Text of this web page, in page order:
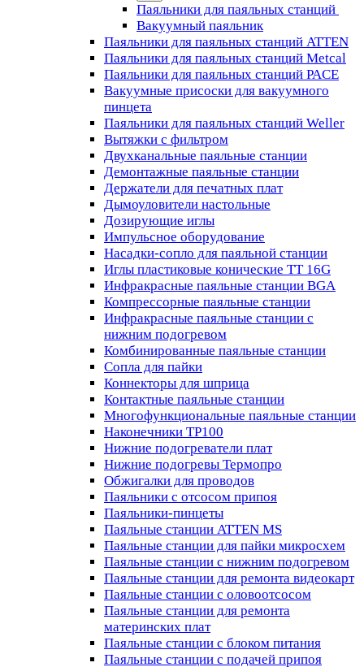
Паяльники для паяльных станций
Вакуумный паяльник
Паяльники для паяльных станций ATTEN
Паяльники для паяльных станций Metcal
Паяльники для паяльных станций PACE
Вакуумные присоски для вакуумного
пинцета
Паяльники для паяльных станций Weller
Вытяжки с фильтром
Двухканальные паяльные станции
Демонтажные паяльные станции
Держатели для печатных плат
Дымоуловители настольные
Дозирующие иглы
Импульсное оборудование
Насадки-сопло для паяльной станции
Иглы пластиковые конические TT 16G
Инфракрасные паяльные станции BGA
Компрессорные паяльные станции
Инфракрасные паяльные станции с
нижним подогревом
Комбинированные паяльные станции
Сопла для пайки
Коннекторы для шприца
Контактные паяльные станции
Многофункциональные паяльные станции
Наконечники TP100
Нижние подогреватели плат
Нижние подогревы Термопро
Обжигалки для проводов
Паяльники с отсосом припоя
Паяльники-пинцеты
Паяльные станции ATTEN MS
Паяльные станции для пайки микросхем
Паяльные станции с нижним подогревом
Паяльные станции для ремонта видеокарт
Паяльные станции с оловоотсосом
Паяльные станции для ремонта
материнских плат
Паяльные станции с блоком питания
Паяльные станции с подачей припоя